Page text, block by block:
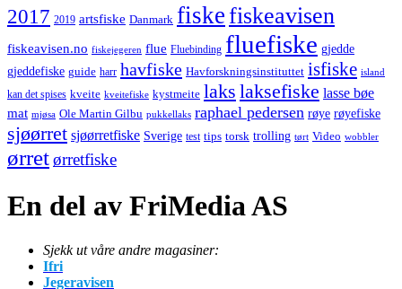
2017 2019 artsfiske Danmark fiskefiskeavisen
fiskeavisen.no fiskejegeren flue Fluebinding fluefiske gjedde
gjeddefiske guide harr havfiske Havforskningsinstituttet isfiske island
kan det spises kveite kveitefiske kystmeite laks laksefiske lasse bøe
mat mjøsa Ole Martin Gilbu pukkellaks raphael pedersen røye røyefiske
sjøørret sjøørretfiske Sverige test tips torsk trolling tørt Video wobbler
ørretørretfiske
En del av FriMedia AS
Sjekk ut våre andre magasiner:
Ifri
Jegeravisen